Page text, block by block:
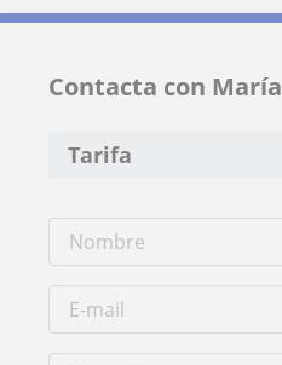
Contacta con María
Tarifa